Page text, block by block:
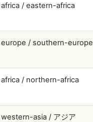
africa / eastern-africa
europe / southern-europe
africa / northern-africa
western-asia / アジア